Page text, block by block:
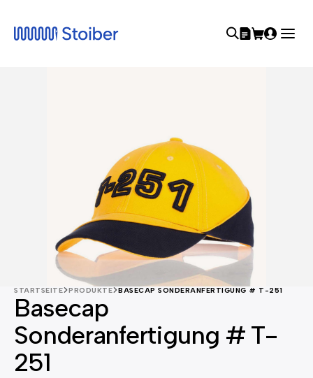
STARTSEITE PRODUKTE BASECAP SONDERANFERTIGUNG # T-251
Basecap
Sonderanfertigung # T-
251